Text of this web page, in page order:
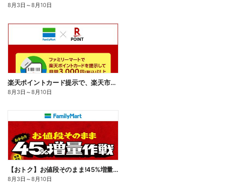
8月3日 ～8月10日
楽天ポイントカード提示で、楽天市場でのお買い物がおトクに!
8月3日 ～8月10日
【おトク】お値段そのまま!45%増量作戦!
8月3日 ～8月10日